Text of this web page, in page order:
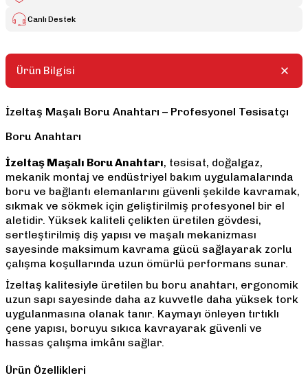
Canlı Destek
Ürün Bilgisi
İzeltaş Maşalı Boru Anahtarı – Profesyonel Tesisatçı
Boru Anahtarı
İzeltaş Maşalı Boru Anahtarı, tesisat, doğalgaz,
mekanik montaj ve endüstriyel bakım uygulamalarında
boru ve bağlantı elemanlarını güvenli şekilde kavramak,
sıkmak ve sökmek için geliştirilmiş profesyonel bir el
aletidir. Yüksek kaliteli çelikten üretilen gövdesi,
sertleştirilmiş diş yapısı ve maşalı mekanizması
sayesinde maksimum kavrama gücü sağlayarak zorlu
çalışma koşullarında uzun ömürlü performans sunar.
İzeltaş kalitesiyle üretilen bu boru anahtarı, ergonomik
uzun sapı sayesinde daha az kuvvetle daha yüksek tork
uygulanmasına olanak tanır. Kaymayı önleyen tırtıklı
çene yapısı, boruyu sıkıca kavrayarak güvenli ve
hassas çalışma imkânı sağlar.
Ürün Özellikleri